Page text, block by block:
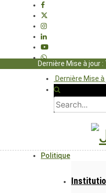
Dernière Mise
Dernière Mise à jour
Politique